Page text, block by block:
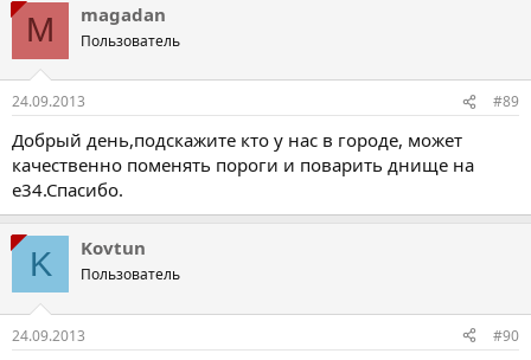
M magadan
Пользователь
24.09.2013 #89
Добрый день,подскажите кто у нас в городе, может
качественно поменять пороги и поварить днище на
е34.Спасибо.
K Kovtun
Пользователь
24.09.2013 #90